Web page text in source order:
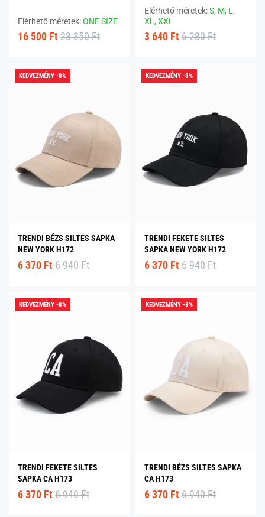
Elérhető méretek:ONE SIZE
16 500 Ft 23 350 Ft
Elérhető méretek:S, M, L,
XL,XXL
3 640 Ft 6 230 Ft
KEDVEZMÉNY -8%
TRENDI BÉZS SILTES SAPKA
NEW YORK H172
6 370 Ft 6 940 Ft
KEDVEZMÉNY -8%
TRENDI FEKETE SILTES
SAPKA NEW YORK H172
6 370 Ft 6 940 Ft
KEDVEZMÉNY -8%
TRENDI FEKETE SILTES
SAPKA CA H173
6 370 Ft 6 940 Ft
KEDVEZMÉNY -8%
TRENDI BÉZS SILTES SAPKA
CA H173
6 370 Ft 6 940 Ft